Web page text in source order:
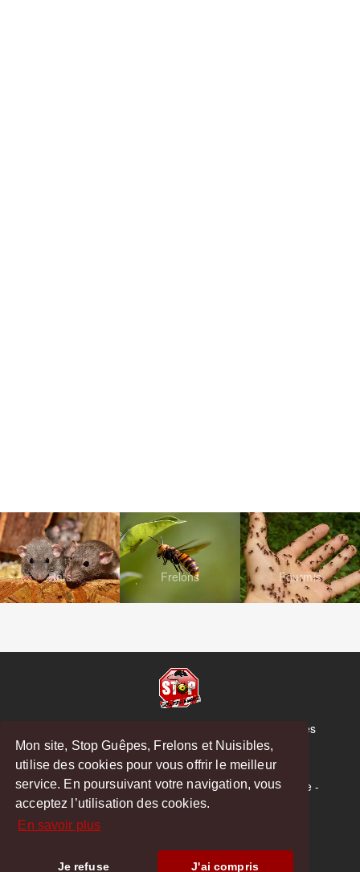
Mon site, Stop Guêpes, Frelons et Nuisibles,
utilise des cookies pour vous offrir le meilleur
service. En poursuivant votre navigation, vous
acceptez l’utilisation des cookies.
En savoir plus
Je refuse J'ai compris
Rats Frelons Fourmis
© Copyright 2026 Stop Guêpes, Frelons et Nuisibles
Mentions légales
Créé parMattWeb
Saint-Gaudens-Saint-Girons-Boulogne-sur-Gesse-
Montréjeau
Hoodspot